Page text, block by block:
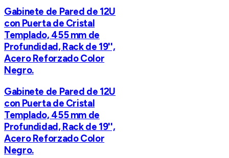
Gabinete de Pared de 12U
con Puerta de Cristal
Templado, 455 mm de
Profundidad, Rack de 19'',
Acero Reforzado Color
Negro.
Gabinete de Pared de 12U
con Puerta de Cristal
Templado, 455 mm de
Profundidad, Rack de 19'',
Acero Reforzado Color
Negro.